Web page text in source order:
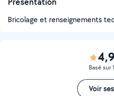
Bricolage et renseignements
Basé sur
Voir